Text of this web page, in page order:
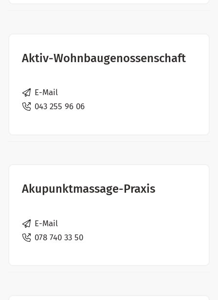
Aktiv-Wohnbaugenossenschaft
E-Mail
043 255 96 06
Akupunktmassage-Praxis
E-Mail
078 740 33 50